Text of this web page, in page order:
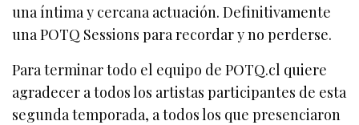
una íntima y cercana actuación. Definitivamente
una POTQ Sessions para recordar y no perderse.
Para terminar todo el equipo de POTQ.cl quiere
agradecer a todos los artistas participantes de esta
segunda temporada, a todos los que presenciaron